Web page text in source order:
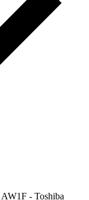
AW1F - Toshiba